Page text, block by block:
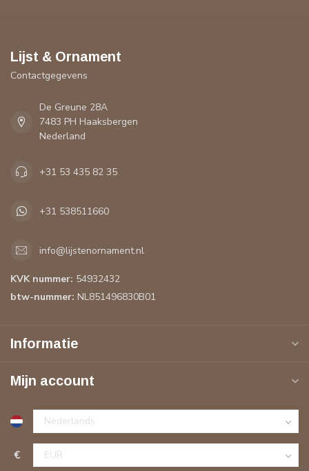
Lijst & Ornament
Contactgegevens
De Greune 28A
7483 PH Haaksbergen
Nederland
+31 53 435 82 35
+31 538511660
info@lijstenornament.nl
KVK nummer: 54932432
btw-nummer: NL851496830B01
Informatie
Mijn account
€